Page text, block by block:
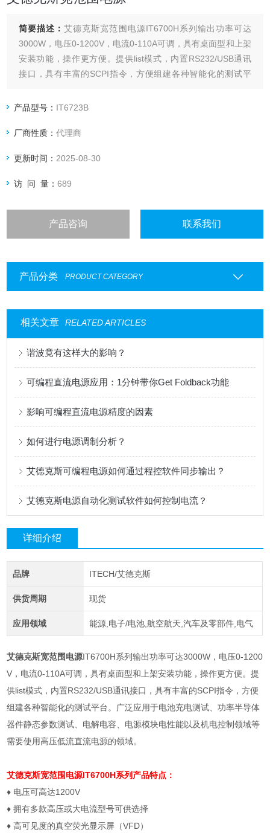
简要描述：艾德克斯宽范围电源IT6700H系列输出功率可达
3000W，电压0-1200V，电流0-110A可调，具有桌面型和上架
安装功能，操作更方便。提供list模式，内置RS232/USB通讯
接口，具有丰富的SCPI指令，方便组建各种智能化的测试平
试、电解电容、电源模块电性能以及机电控制领域等需要使用
产品型号： IT6723B
厂商性质：代理商
更新时间： 2025-08-30
访 问 量：689
产品咨询 联系我们
产品分类 PRODUCT CATEGORY
相关文章 RELATED ARTICLES
谐波竟有这样大的影响？
可编程直流电源应用：1分钟带你Get Foldback功能
影响可编程直流电源精度的因素
如何进行电源调制分析？
艾德克斯可编程电源如何通过程控软件同步输出？
艾德克斯电源自动化测试软件如何控制电流？
详细介绍
品牌 ITECH/艾德克斯
供货周期 现货
应用领域 能源,电子/电池,航空航天,汽车及零部件,电气
艾德克斯宽范围电源IT6700H系列输出功率可达3000W，电压0-1200
V，电流0-110A可调，具有桌面型和上架安装功能，操作更方便。提
供list模式，内置RS232/USB通讯接口，具有丰富的SCPI指令，方便
组建各种智能化的测试平台。广泛应用于电池充电测试、功率半导体
器件静态参数测试、电解电容、电源模块电性能以及机电控制领域等
需要使用高压低流直流电源的领域。
艾德克斯宽范围电源IT6700H系列产品特点：
♦ 电压可高达1200V
♦ 拥有多款高压或大电流型号可供选择
♦ 高可见度的真空荧光显示屏（VFD）